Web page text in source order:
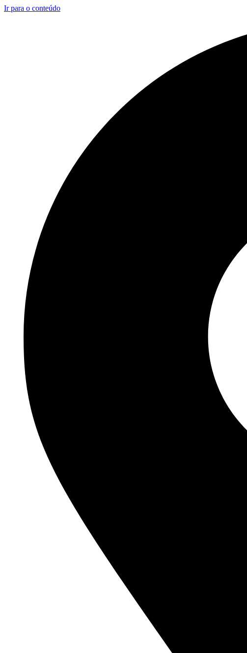
Ir para o conteúdo